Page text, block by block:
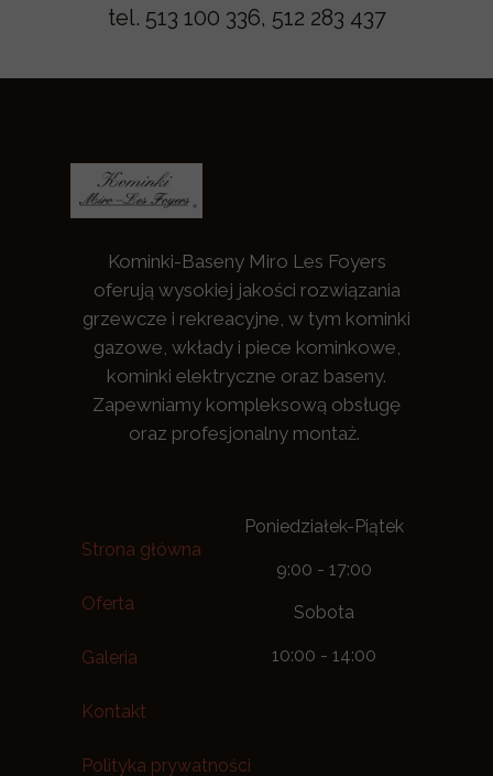
tel. 513 100 336, 512 283 437
Kominki-Baseny Miro Les Foyers
oferują wysokiej jakości rozwiązania
grzewcze i rekreacyjne, w tym kominki
gazowe, wkłady i piece kominkowe,
kominki elektryczne oraz baseny.
Zapewniamy kompleksową obsługę
oraz profesjonalny montaż.
Strona główna
Oferta
Galeria
Kontakt
Polityka prywatności
Poniedziałek-Piątek
9:00 - 17:00
Sobota
10:00 - 14:00